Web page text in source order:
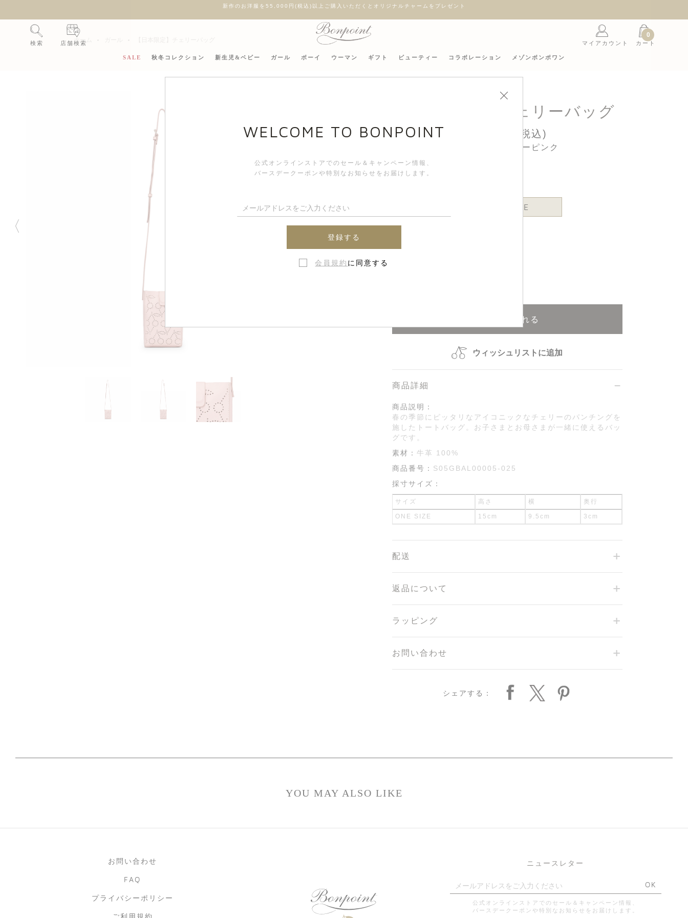
新作のお洋服を55,000円(税込)以上ご購入いただくとオリジナルチャームをプレゼント
検索 店舗検索 マイアカウント
0
カート
SALE 秋冬コレクション 新生児&ベビー ガール ボーイ ウーマン ギフト ビューティー コラボレーション メゾンボンポワン
ホーム
【日本限定】チェリーバッグ
27,500円(税込)
カラー : パウダーピンク
ONE SIZE
カートに入れる
ウィッシュリストに追加
商品詳細
商品説明：
春の季節にピッタリなアイコニックなチェリーのパンチングを
施したトートバッグ。お子さまとお母さまが一緒に使えるバッ
グです。
素材： 牛革 100%
商品番号： S05GBAL00005-025
採寸サイズ：
サイズ 高さ 横 奥行
ONE SIZE 15cm 9.5cm 3cm
配送
返品について
ラッピング
お問い合わせ
シェアする：
YOU MAY ALSO LIKE
WELCOME TO BONPOINT
公式オンラインストアでのセール＆キャンペーン情報、
バースデークーポンや特別なお知らせをお届けします。
登録する
会員規約 に同意する
お問い合わせ
FAQ
プライバシーポリシー
ご利用規約
ニュースレター
OK
公式オンラインストアでのセール＆キャンペーン情報、
バースデークーポンや特別なお知らせをお届けします。